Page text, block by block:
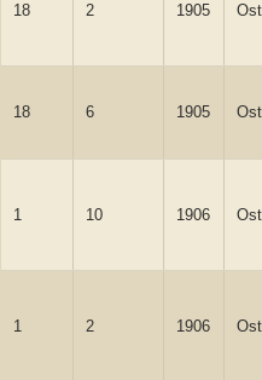
18 2 1905
18 6 1905
1 10 1906
1 2 1906